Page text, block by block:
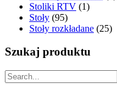
Stoliki RTV (1)
Stoły (95)
Stoły rozkładane (25)
Szukaj produktu